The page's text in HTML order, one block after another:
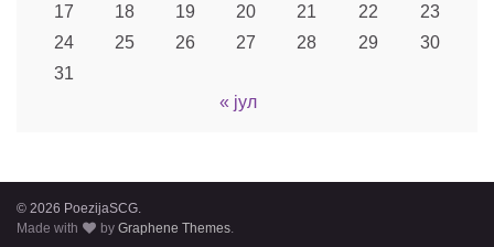
17
18 19 20 21 22
23
24
25 26 27 28 29
30
31
« јул
© 2026 PoezijaSCG.
Made with
byGraphene Themes.